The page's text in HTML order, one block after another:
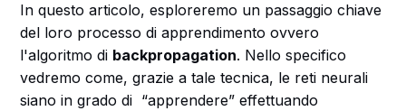
In questo articolo, esploreremo un passaggio chiave
del loro processo di apprendimento ovvero
l'algoritmo di backpropagation. Nello specifico
vedremo come, grazie a tale tecnica, le reti neurali
siano in grado di “apprendere” effettuando